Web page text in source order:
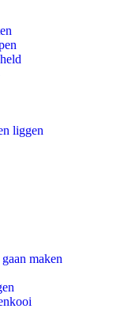
liggen
maken